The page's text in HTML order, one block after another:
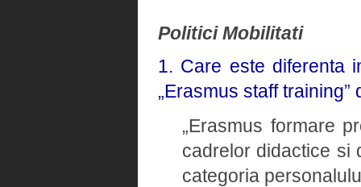
Politici Mobilitati
1. Care este diferenta
„Erasmus staff training”
„Erasmus formare
cadrelor didactice si
categoria